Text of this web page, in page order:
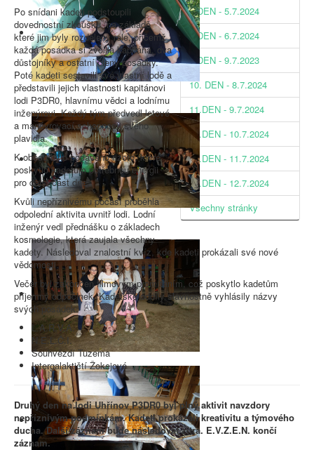
7.DEN - 5.7.2024
8.DEN - 6.7.2024
9.DEN - 9.7.2023
10. DEN - 8.7.2024
11.DEN - 9.7.2024
12.DEN - 10.7.2024
13.DEN - 11.7.2024
14.DEN - 12.7.2024
Všechny stránky
Po snídani kadeti podstoupili
dovednostní zkoušku, na základě
které jim byly rozděleny role, přičemž
každá posádka si zvolila kapitána, dva
důstojníky a ostatní členy posádky.
Poté kadeti sestavili své vlastní lodě a
představili jejich vlastnosti kapitánovi
lodi P3DR0, hlavnímu vědci a lodnímu
inženýrovi. Každý tým předvedl letové
a manévrovací schopnosti svého
plavidla.
K obědu bylo podáváno rizoto, které
poskytlo kadetům potřebnou energii
pro další část dne.
Kvůli nepříznivému počasí proběhla
odpolední aktivita uvnitř lodi. Lodní
inženýr vedl přednášku o základech
kosmologie, která zaujala všechny
kadety. Následoval znalostní kvíz, kde kadeti prokázali své nové
vědomosti.
Večer byl zakončen filmovým promítáním, což poskytlo kadetům
příjemný odpočinek. Kadetské oddíly slavnostně vyhlásily názvy
svých posádek:
L.A.R.V.A.
N.E.L.Č.I.
Souhvězdí Tuzema
Intergalaktičtí Žokejové
Druhý den na lodi Uhřínov P3DR0 byl plný aktivit navzdory
nepříznivým podmínkám. Kadeti prokázali kreativitu a týmového
ducha. Další záznam bude následovat zítra. E.V.Z.E.N. končí
záznam.